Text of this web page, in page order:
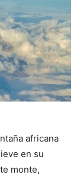
africana
en su
monte,